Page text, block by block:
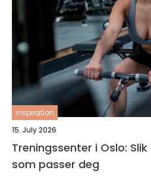
inspiration
15. July 2026
Treningssenter i Oslo:
som passer deg